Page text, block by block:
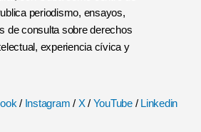
periodismo, ensayos,
de consulta sobre derechos
experiencia cívica y
/ Instagram / X/ YouTube / Linkedin